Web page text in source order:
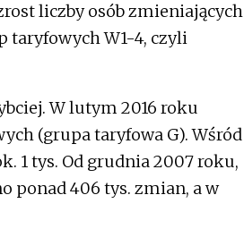
liczby osób zmieniających
taryfowych W1-4, czyli
W lutym 2016 roku
(grupa taryfowa G). Wśród
1 tys. Od grudnia 2007 roku,
ponad 406 tys. zmian, a w